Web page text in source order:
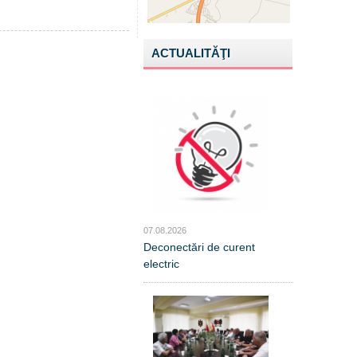
ACTUALITĂŢI
07.08.2026
Deconectări de curent
electric